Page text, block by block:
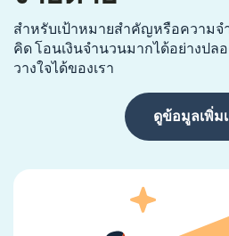
สำหรับเป้าหมายสำคัญหรือความจ
คิด โอนเงินจำนวนมากได้อย่างปล
วางใจได้ของเรา
ดูข้อมูลเพิ่ม